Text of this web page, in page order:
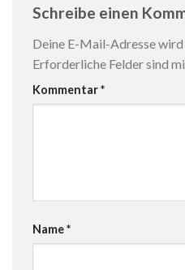
Schreibe einen
Deine E-Mail-Adresse
Erforderliche Felder sind
Kommentar*
Name*